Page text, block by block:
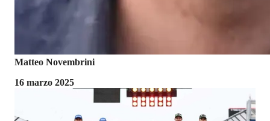
Matteo Novembrini
16 marzo 2025